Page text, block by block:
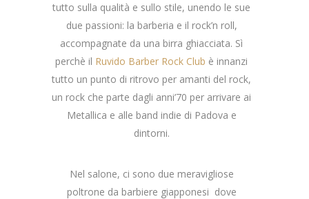
tutto sulla qualità e sullo stile, unendo le sue
due passioni: la barberia e il rock’n roll,
accompagnate da una birra ghiacciata. Sì
perchè il Ruvido Barber Rock Club è innanzi
tutto un punto di ritrovo per amanti del rock,
un rock che parte dagli anni’70 per arrivare ai
Metallica e alle band indie di Padova e
dintorni.
Nel salone, ci sono due meravigliose
poltrone da barbiere giapponesi dove